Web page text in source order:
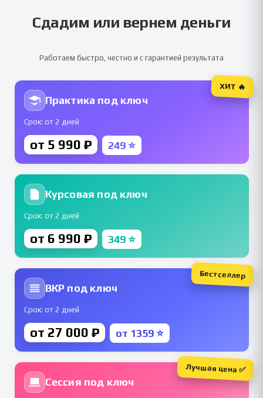
Сдадим или вернем деньги
Работаем быстро, честно и с гарантией результата
Практика под ключ
Срок: от 2 дней
от 5 990 ₽ 249 ⭐
ХИТ 🔥
Курсовая под ключ
Срок: от 2 дней
от 6 990 ₽ 349 ⭐
ВКР под ключ
Срок: от 2 дней
от 27 000 ₽ от 1359 ⭐
Бестселлер
Сессия под ключ
Лучшая цена ✅